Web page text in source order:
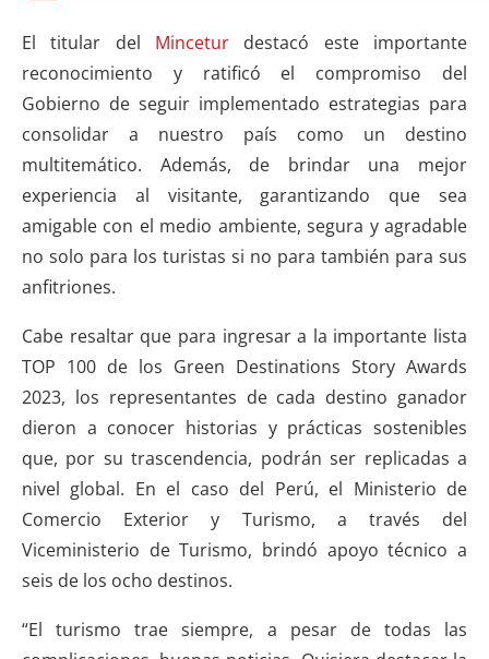
El titular del Mincetur destacó este importante
reconocimiento y ratificó el compromiso del
Gobierno de seguir implementado estrategias para
consolidar a nuestro país como un destino
multitemático. Además, de brindar una mejor
experiencia al visitante, garantizando que sea
amigable con el medio ambiente, segura y agradable
no solo para los turistas si no para también para sus
anfitriones.
Cabe resaltar que para ingresar a la importante lista
TOP 100 de los Green Destinations Story Awards
2023, los representantes de cada destino ganador
dieron a conocer historias y prácticas sostenibles
que, por su trascendencia, podrán ser replicadas a
nivel global. En el caso del Perú, el Ministerio de
Comercio Exterior y Turismo, a través del
Viceministerio de Turismo, brindó apoyo técnico a
seis de los ocho destinos.
“El turismo trae siempre, a pesar de todas las